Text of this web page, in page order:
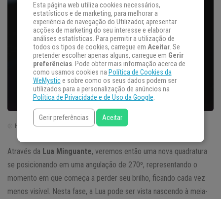
Horário de Brasília | Brasil (GTM -3)
Através da Lua Minguante, veremos então uma nova quadratura
se posicionando em uma angulação de 270º, representando o
momento em que começa a perder seu brilho, ficando cada vez
menos visível. Nesta fase, a Lua pode ser vista nascendo à meia-
Esta página web utiliza cookies necessários,
estatísticos e de marketing, para melhorar a
experiência de navegação do Utilizador, apresentar
acções de marketing do seu interesse e elaborar
análises estatísticas. Para permitir a utilização de
todos os tipos de cookies, carregue em Aceitar. Se
pretender escolher apenas alguns, carregue em Gerir
preferências. Pode obter mais informação acerca de
como usamos cookies na Política de Cookies da
WeMystice sobre como os seus dados podem ser
utilizados para a personalização de anúncios na
Política de Privacidade e de Uso da Google.
Gerir preferências Aceitar